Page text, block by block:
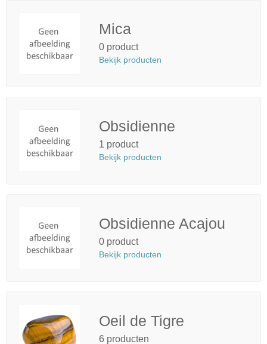
Mica
0 product
Bekijk producten
Obsidienne
1 product
Bekijk producten
Obsidienne Acajou
0 product
Bekijk producten
Oeil de Tigre
6 producten